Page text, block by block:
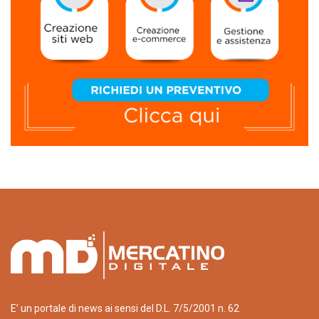
E’ un portale di news ai sensi del D.L. 7/5/2001 n. 62